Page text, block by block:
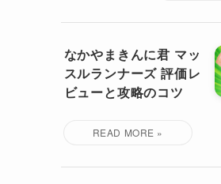
なかやまきんに君 マッ
スルランナーズ 評価レ
ビューと攻略のコツ